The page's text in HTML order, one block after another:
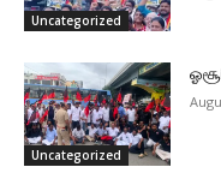
Uncategorized
Uncategorized